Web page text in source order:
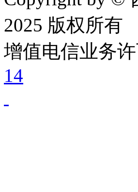
2025 版权所有
增值电信业务许
14